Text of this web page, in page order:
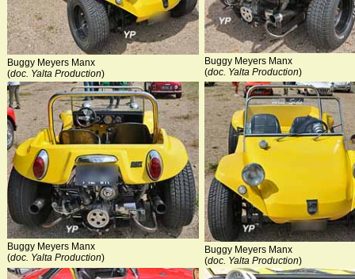
Buggy Meyers Manx
(doc. Yalta Production)
Buggy Meyers Manx
(doc. Yalta Production)
Buggy Meyers Manx
(doc. Yalta Production)
Buggy Meyers Manx
(doc. Yalta Production)